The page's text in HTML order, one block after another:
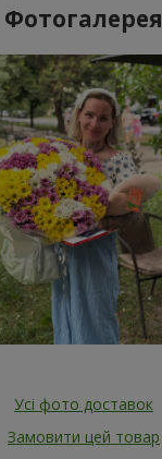
Фотогалерея
Усі фото доставок
Замовити цей товар